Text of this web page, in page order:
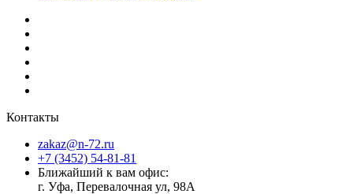
Контакты
zakaz@n-72.ru
+7 (3452) 54-81-81
Ближайший к вам офис:
г. Уфа, Перевалочная ул, 98А